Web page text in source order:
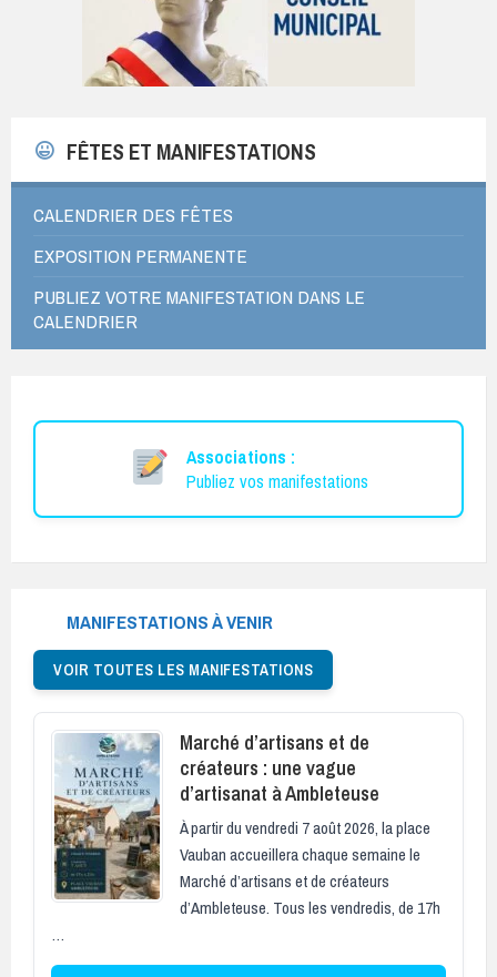
FÊTES ET MANIFESTATIONS
CALENDRIER DES FÊTES
EXPOSITION PERMANENTE
PUBLIEZ VOTRE MANIFESTATION DANS LE
CALENDRIER
Associations :
Publiez vos manifestations
MANIFESTATIONS À VENIR
VOIR TOUTES LES MANIFESTATIONS
Marché d’artisans et de
créateurs : une vague
d’artisanat à Ambleteuse
À partir du vendredi 7 août 2026, la place
Vauban accueillera chaque semaine le
Marché d’artisans et de créateurs
d’Ambleteuse. Tous les vendredis, de 17h
…